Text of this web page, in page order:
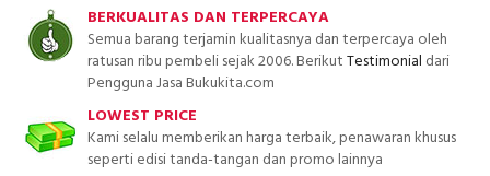
BERKUALITAS DAN TERPERCAYA
Semua barang terjamin kualitasnya dan terpercaya oleh
ratusan ribu pembeli sejak 2006. BerikutTestimonial dari
Pengguna Jasa Bukukita.com
LOWEST PRICE
Kami selalu memberikan harga terbaik, penawaran khusus
seperti edisi tanda-tangan dan promo lainnya